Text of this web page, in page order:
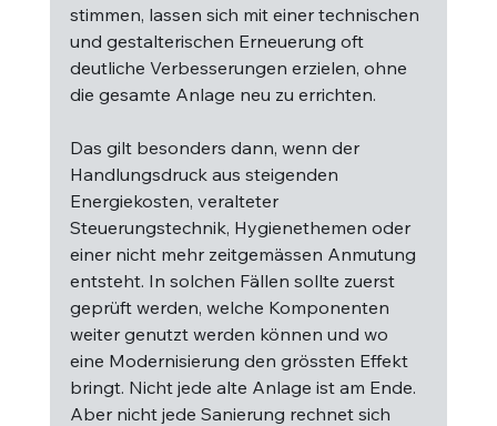
stimmen, lassen sich mit einer technischen
und gestalterischen Erneuerung oft
deutliche Verbesserungen erzielen, ohne
die gesamte Anlage neu zu errichten.
Das gilt besonders dann, wenn der
Handlungsdruck aus steigenden
Energiekosten, veralteter
Steuerungstechnik, Hygienethemen oder
einer nicht mehr zeitgemässen Anmutung
entsteht. In solchen Fällen sollte zuerst
geprüft werden, welche Komponenten
weiter genutzt werden können und wo
eine Modernisierung den grössten Effekt
bringt. Nicht jede alte Anlage ist am Ende.
Aber nicht jede Sanierung rechnet sich